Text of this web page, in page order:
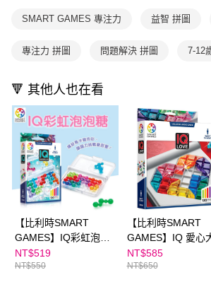
【注意事項】
１．透過由恩沛科技股份有限公司提供之「AFTEE
權轉讓予恩沛科技股份有限公司。
３．未成年的使用者請事先徵得法定代理人或監護人
任。
４．使用「AFTEE先享後付」時，將依據個別帳號
時審查核予不同之上限額度；若仍有額度不足之情
請求用戶進行身份認證。
５．嚴禁一人註冊多個帳號或使用他人資訊註冊。
恩沛科技股份有限公司將有權停止該用戶之使用額
SMART GAMES 專注力 益智 拼圖
專注力 拼圖 問題解決 拼圖 7-12
🔻 其他人也在看
【比利時SMART
GAMES】IQ彩虹泡泡
糖
NT$519
NT$550
【比利時SMART
GAMES】IQ 愛心
戰（含120個遊戲關
卡）｜圖形空間挑
NT$585
NT$650